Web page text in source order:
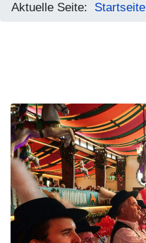
Aktuelle Seite: Startseite